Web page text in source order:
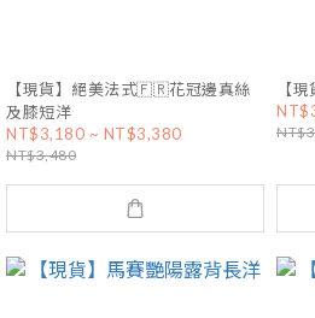
【現貨】絕美法式🇫🇷花冠邊真絲
及膝短洋
NT$3,180 ~ NT$3,380
NT$3,480
【